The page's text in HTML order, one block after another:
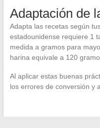
Adaptación de
Adapta las recetas según
estadounidense requiere 1
medida a gramos para
harina equivale a 120
Al aplicar estas buenas
los errores de conversión y